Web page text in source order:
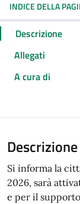
INDICE DELLA
Descrizione
Allegati
A cura di
Descrizione
Si informa la
2026, sarà
e per il